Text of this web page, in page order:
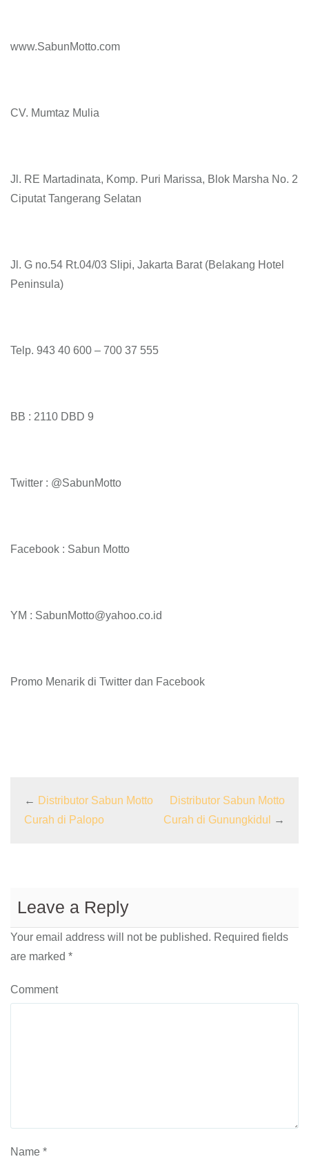
www.SabunMotto.com
CV. Mumtaz Mulia
Jl. RE Martadinata, Komp. Puri Marissa, Blok Marsha No. 2
Ciputat Tangerang Selatan
Jl. G no.54 Rt.04/03 Slipi, Jakarta Barat (Belakang Hotel
Peninsula)
Telp. 943 40 600 – 700 37 555
BB : 2110 DBD 9
Twitter : @SabunMotto
Facebook : Sabun Motto
YM : SabunMotto@yahoo.co.id
Promo Menarik di Twitter dan Facebook
← Distributor Sabun Motto
Curah di Palopo
Distributor Sabun Motto
Curah di Gunungkidul
→
Leave a Reply
Your email address will not be published. Required fields
are marked *
Comment
Name *